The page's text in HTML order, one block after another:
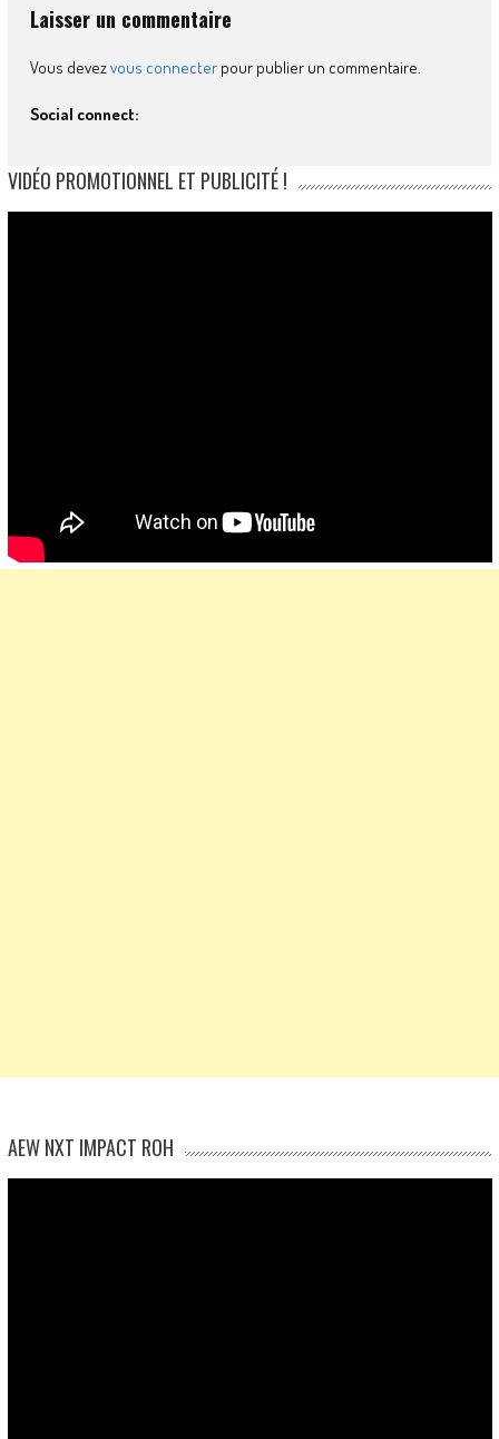
Laisser un commentaire
Vous devezvous connecterpour publier un commentaire.
Social connect:
VIDÉO PROMOTIONNEL ET PUBLICITÉ !
AEW NXT IMPACT ROH